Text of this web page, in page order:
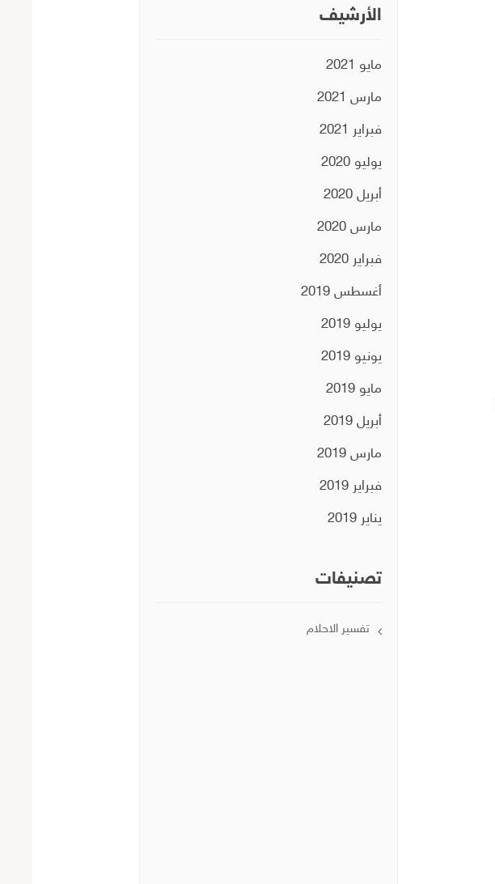
الأرشيف
مايو 2021
مارس 2021
فبراير 2021
يوليو 2020
أبريل 2020
مارس 2020
فبراير 2020
أغسطس 2019
يوليو 2019
يونيو 2019
مايو 2019
أبريل 2019
مارس 2019
فبراير 2019
يناير 2019
تصنيفات
تفسير الاحلام